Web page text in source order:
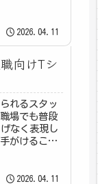
2026.04.11
向けTシ
れるスタッ
場でも普段
なく表現し
がけるこの
2026.04.11